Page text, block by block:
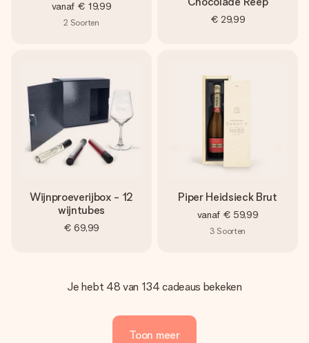
vanaf € 19,99
2 Soorten € 29,99
Wijnproeverijbox - 12
wijntubes
€ 69,99
Piper Heidsieck Brut
vanaf € 59,99
3 Soorten
Je hebt 48 van 134 cadeaus bekeken
Toon meer